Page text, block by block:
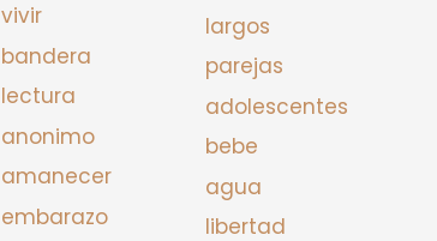
vivir
bandera
lectura
anonimo
amanecer
embarazo
largos
parejas
adolescentes
bebe
agua
libertad